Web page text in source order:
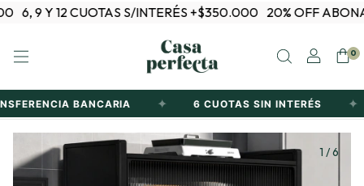
12 CUOTAS S/INTERÉS +$350.000 20% OFF ABONANDO
0
BANCARIA ✦ 6 CUOTAS SIN INTERÉS ✦
1 /6